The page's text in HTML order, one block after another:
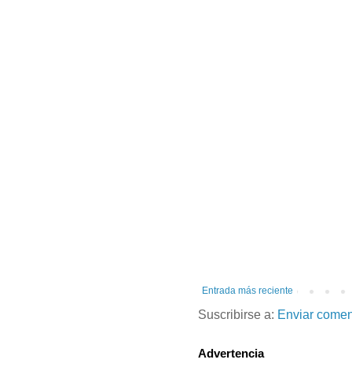
Entrada más reciente
Suscribirse a: Enviar
Advertencia